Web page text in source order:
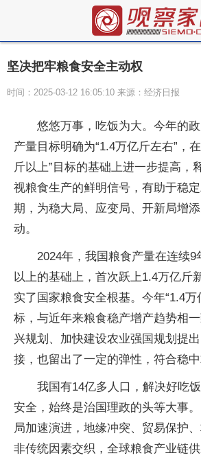
坚决把牢粮食安全主动权
时间：2025-03-12 16:05:10 来源：经济日报
悠悠万事，吃饭为大。今年的
产量目标明确为“1.4万亿斤左右”，
斤以上”目标的基础上进一步提高，
视粮食生产的鲜明信号，有助于稳
期，为稳大局、应变局、开新局增
动。
2024年，我国粮食产量在连续9
以上的基础上，首次跃上1.4万亿斤
实了国家粮食安全根基。今年“1.4万
标，与近年来粮食稳产增产趋势相
兴规划、加快建设农业强国规划提
接，也留出了一定的弹性，符合稳中
我国有14亿多人口，解决好吃
安全，始终是治国理政的头等大事
局加速演进，地缘冲突、贸易保护
非传统因素交织，全球粮食产业链